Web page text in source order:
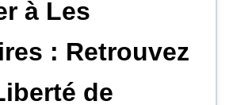
à Les
: Retrouvez
de